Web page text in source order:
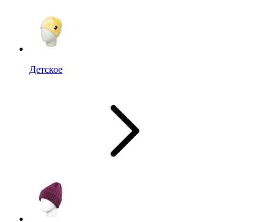
Детское